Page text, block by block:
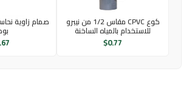
كوع CPVC مقاس 1/2 من نيبرو
للاستخدام بالمياه الساخنة
$0.77